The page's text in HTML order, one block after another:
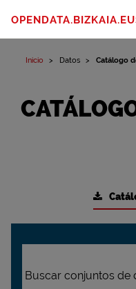
Inicio Datos Catálogo